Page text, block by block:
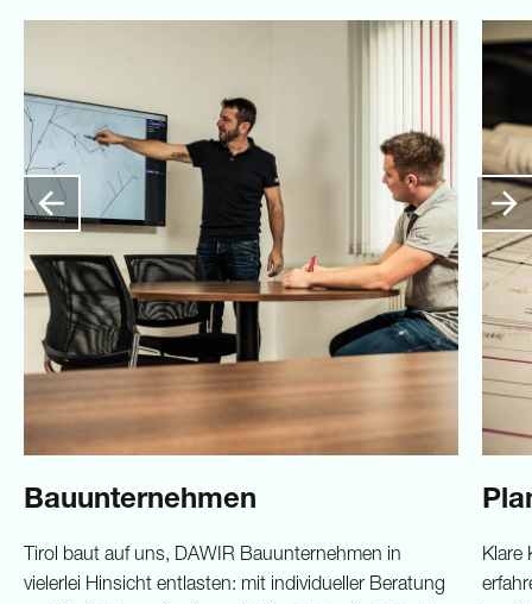
Bauunternehmen
Tirol baut auf uns, DAWIR Bauunternehmen in
vielerlei Hinsicht entlasten: mit individueller Beratung
Klare